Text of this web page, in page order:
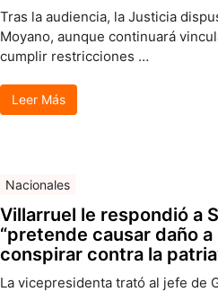
Tras la audiencia, la Justicia
Moyano, aunque continuará
cumplir restricciones …
Leer Más
Nacionales
Villarruel le respondió a
“pretende causar daño
conspirar contra la
La vicepresidenta trató al jefe de